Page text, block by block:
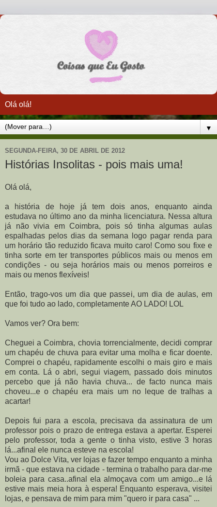
Olá olá!
▼
SEGUNDA-FEIRA, 30 DE ABRIL DE 2012
Histórias Insolitas - pois mais uma!
Olá olá,
a história de hoje já tem dois anos, enquanto ainda
estudava no último ano da minha licenciatura. Nessa altura
já não vivia em Coimbra, pois só tinha algumas aulas
espalhadas pelos dias da semana logo pagar renda para
um horário tão reduzido ficava muito caro! Como sou fixe e
tinha sorte em ter transportes públicos mais ou menos em
condições - ou seja horários mais ou menos porreiros e
mais ou menos flexíveis!
Então, trago-vos um dia que passei, um dia de aulas, em
que foi tudo ao lado, completamente AO LADO! LOL
Vamos ver? Ora bem:
Cheguei a Coimbra, chovia torrencialmente, decidi comprar
um chapéu de chuva para evitar uma molha e ficar doente.
Comprei o chapéu, rapidamente escolhi o mais giro e mais
em conta. Lá o abri, segui viagem, passado dois minutos
percebo que já não havia chuva... de facto nunca mais
choveu...e o chapéu era mais um no leque de tralhas a
acartar!
Depois fui para a escola, precisava da assinatura de um
professor pois o prazo de entrega estava a apertar. Esperei
pelo professor, toda a gente o tinha visto, estive 3 horas
lá...afinal ele nunca esteve na escola!
Vou ao Dolce Vita, ver lojas e fazer tempo enquanto a minha
irmã - que estava na cidade - termina o trabalho para dar-me
boleia para casa..afinal ela almoçava com um amigo...e lá
estive mais meia hora à espera! Enquanto esperava, visitei
lojas, e pensava de mim para mim "quero ir para casa" ...